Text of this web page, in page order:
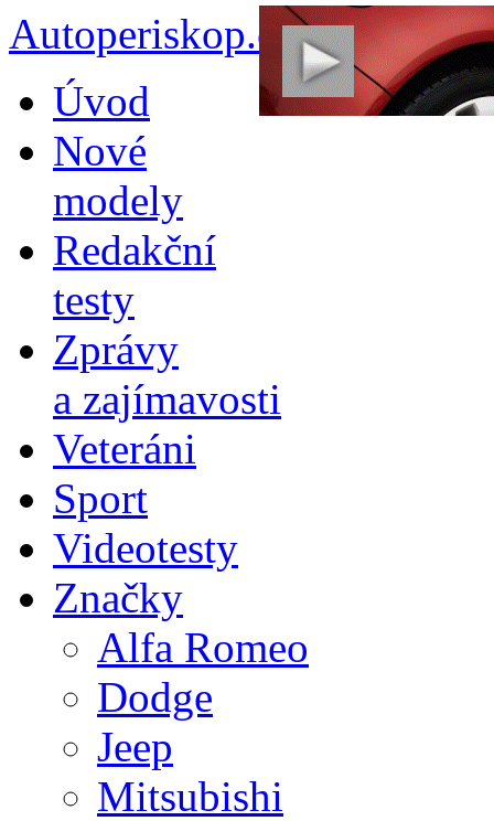
Autoperiskop.cz –
obsahu
webu
Úvod
Nové
modely
Redakční
testy
Zprávy
a zajímavosti
Veteráni
Sport
Videotesty
Značky
Alfa Romeo
Dodge
Jeep
Mitsubishi